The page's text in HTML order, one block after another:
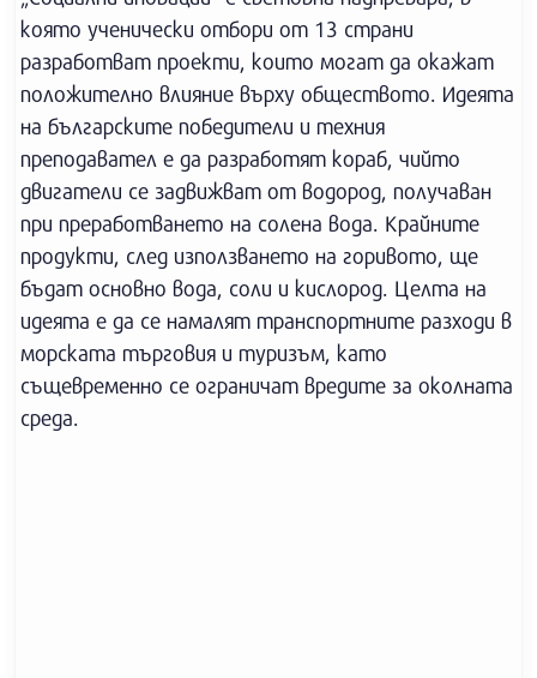
която ученически отбори от 13 страни
разработват проекти, които могат да окажат
положително влияние върху обществото. Идеята
на българските победители и техния
преподавател е да разработят кораб, чийто
двигатели се задвижват от водород, получаван
при преработването на солена вода. Крайните
продукти, след използването на горивото, ще
бъдат основно вода, соли и кислород. Целта на
идеята е да се намалят транспортните разходи в
морската търговия и туризъм, като
същевременно се ограничат вредите за околната
среда.